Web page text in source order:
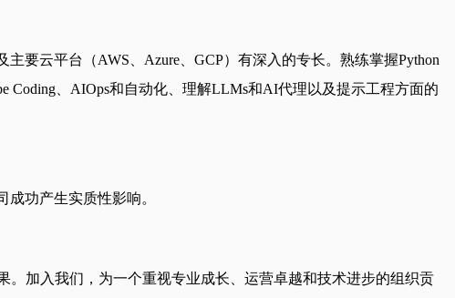
要云平台（AWS、Azure、GCP）有深入的专长。熟练掌握Python
Coding、AIOps和自动化、理解LLMs和AI代理以及提示工程方面的
功产生实质性影响。
加入我们，为一个重视专业成长、运营卓越和技术进步的组织贡